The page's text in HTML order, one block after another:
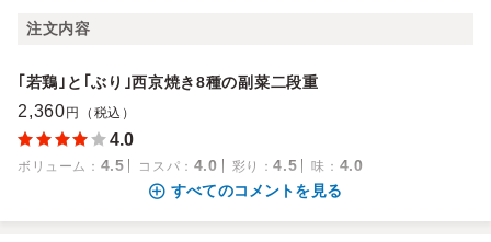
注文内容
｢若鶏｣と｢ぶり｣西京焼き8種の副菜二段重
2,360 円（税込）
4.0
ボリューム ： 4.5 コスパ ： 4.0 彩り ：4.5 味 ： 4.0
すべてのコメントを見る